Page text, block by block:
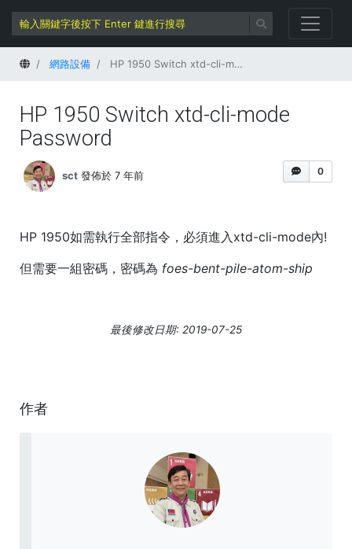
首頁 網路設備 HP 1950 Switch xtd-cli-mode Password
HP 1950 Switch xtd-cli-mode
Password
0
sct 發佈於 7 年前
HP 1950如需執行全部指令，必須進入xtd-cli-mode內!
但需要一組密碼，密碼為 foes-bent-pile-atom-ship
最後修改日期: 2019-07-25
作者